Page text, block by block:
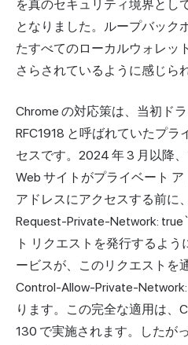
を真のセキュリティ境界とし
となりました。ループバック
たすべてのローカルウォレッ
さらされているように感じら
Chrome の対応策は、当初ド
RFC1918 と呼ばれていたプラ
セスです。2024 年 3 月以降
Web サイトがプライベート
アドレスにアクセスする前に
Request-Private-Network:
ト リクエストを発行するよ
ービスが、このリクエストを
Control-Allow-Private-
ります。この完全な適用は、
130 で実施されます。したが